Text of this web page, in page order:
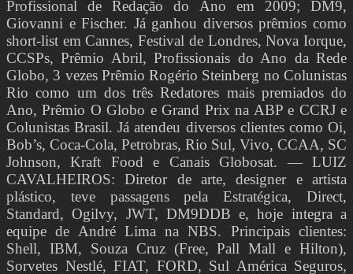
Profissional de Redação do Ano em 2009; DM9,
Giovanni e Fischer. Já ganhou diversos prêmios como
short-list em Cannes, Festival de Londres, Nova Iorque,
CCSPs, Prêmio Abril, Profissionais do Ano da Rede
Globo, 3 vezes Prêmio Rogério Steinberg no Colunistas
Rio como um dos três Redatores mais premiados do
Ano, Prêmio O Globo e Grand Prix na ABP e CCRJ e
Colunistas Brasil. Já atendeu diversos clientes como Oi,
Bob’s, Coca-Cola, Petrobras, Rio Sul, Vivo, CCAA, SC
Johnson, Kraft Food e Canais Globosat. — LUIZ
CAVALHEIROS: Diretor de arte, designer e artista
plástico, teve passagens pela Estratégica, Direct,
Standard, Ogilvy, JWT, DM9DDB e, hoje integra a
equipe de André Lima na NBS. Principais clientes:
Shell, IBM, Souza Cruz (Free, Pall Mall e Hilton),
Sorvetes Nestlé, FIAT, FORD, Sul América Seguros,